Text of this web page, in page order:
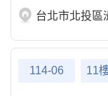
台北市北投區
114-06 11